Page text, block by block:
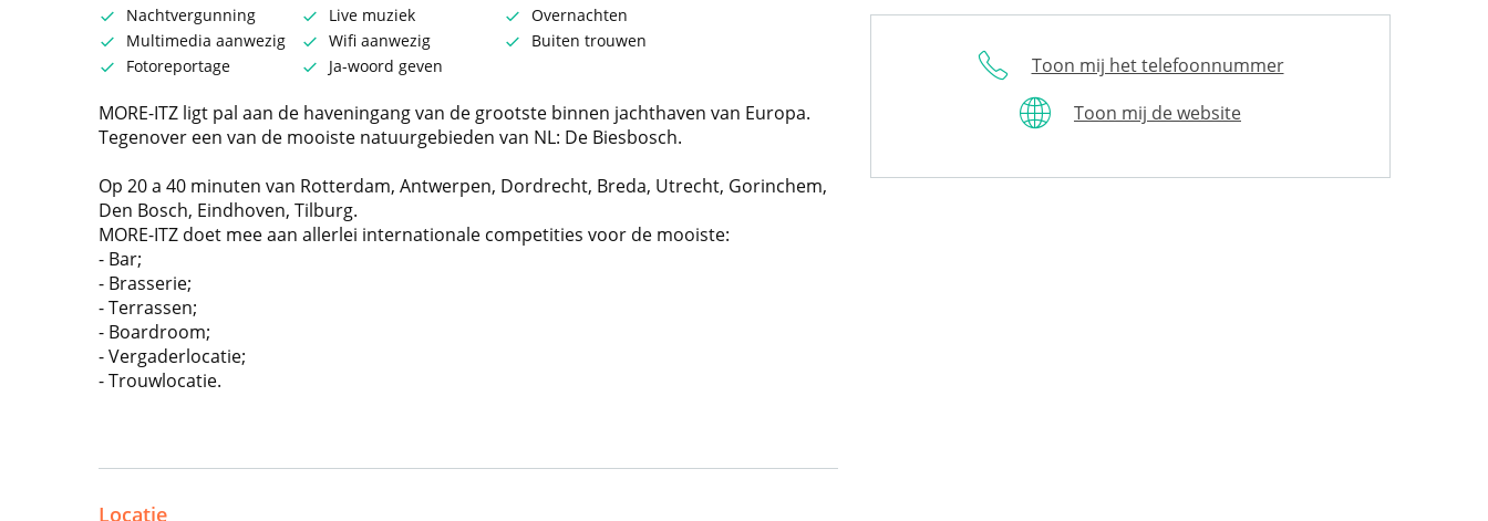
Nachtvergunning Live muziek
Overnachten
Multimedia aanwezig
Wifi aanwezig
Buiten trouwen
Fotoreportage
Ja-woord geven
MORE-ITZ ligt pal aan de haveningang van de grootste binnen jachthaven van Europa.
Tegenover een van de mooiste natuurgebieden van NL: De Biesbosch.
Op 20 a 40 minuten van Rotterdam, Antwerpen, Dordrecht, Breda, Utrecht, Gorinchem,
Den Bosch, Eindhoven, Tilburg.
MORE-ITZ doet mee aan allerlei internationale competities voor de mooiste:
- Bar;
- Brasserie;
- Terrassen;
- Boardroom;
- Vergaderlocatie;
- Trouwlocatie.
Locatie
Toon mij het telefoonnummer
Toon mij de website